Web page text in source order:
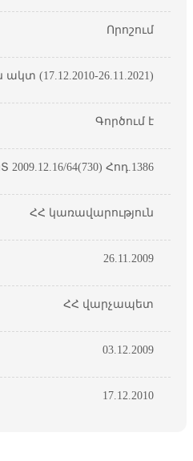
Որոշում
(17.12.2010-26.11.2021)
Գործում է
2009.12.16/64(730) Հոդ.1386
ՀՀ կառավարություն
26.11.2009
ՀՀ վարչապետ
03.12.2009
17.12.2010